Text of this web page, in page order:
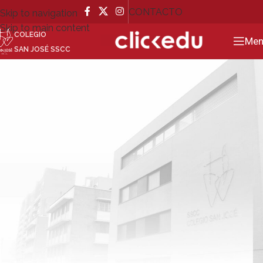
Skip to navigation
Skip to main content
CONTACTO
COLEGIO
SAN JOSÉ SSCC
GO